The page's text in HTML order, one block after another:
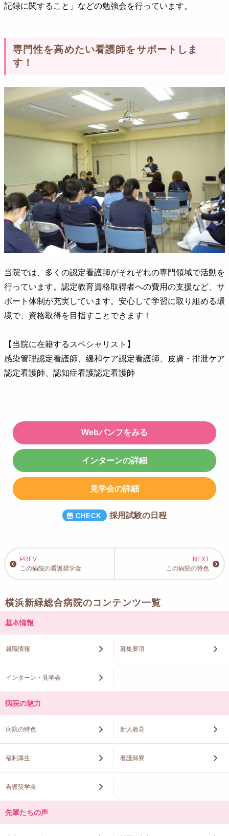
記録に関すること」などの勉強会を行っています。
専門性を高めたい看護師をサポートしま
す！
当院では、多くの認定看護師がそれぞれの専門領域で活動を
行っています。認定教育資格取得者への費用の支援など、サ
ポート体制が充実しています。安心して学習に取り組める環
境で、資格取得を目指すことできます！
【当院に在籍するスペシャリスト】
感染管理認定看護師、緩和ケア認定看護師、皮膚・排泄ケア
認定看護師、認知症看護認定看護師
Webパンフをみる
インターンの詳細
見学会の詳細
採用試験の日程
この病院の看護奨学金 この病院の特色
横浜新緑総合病院のコンテンツ一覧
基本情報
就職情報 募集要項
インターン・見学会
病院の魅力
病院の特色 新人教育
福利厚生 看護師寮
看護奨学金
先輩たちの声